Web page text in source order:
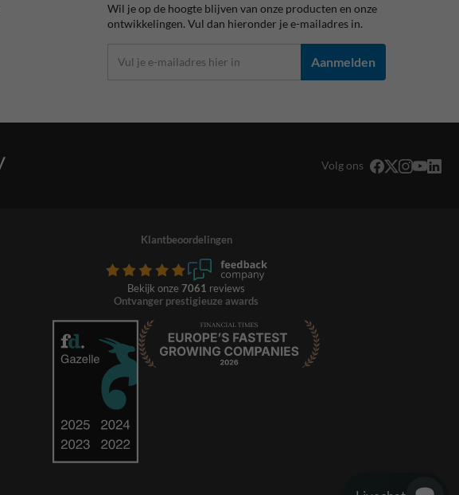
Wil je op de hoogte blijven van onze producten en onze
ontwikkelingen. Vul dan hieronder je e-mailadres in.
Aanmelden
Volg ons
Klantbeoordelingen
Bekijk onze 7061 reviews
Ontvanger prestigieuze awards